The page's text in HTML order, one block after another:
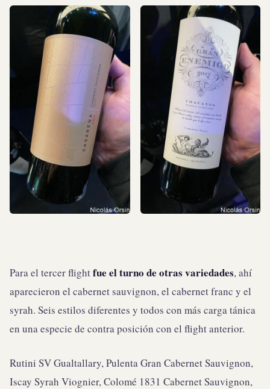
Para el tercer flightfue el turno de otras variedades, ahí
aparecieron el cabernet sauvignon, el cabernet franc y el
syrah. Seis estilos diferentes y todos con más carga tánica
en una especie de contra posición con el flight anterior.
Rutini SV Gualtallary, Pulenta Gran Cabernet Sauvignon,
Iscay Syrah Viognier, Colomé 1831 Cabernet Sauvignon,